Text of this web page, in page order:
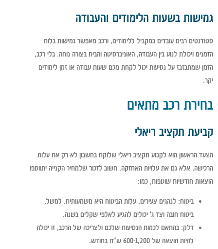
גמישות בשעות הלימודים והעבודה
סטודנטים רבים עובדים במקביל ללימודים, ורכב מאפשר גמישות בלוח
הזמנים ויכולת לנוע בין העבודה, האוניברסיטה והבית בצורה נוחה. בלי רכב,
הזמן שמתבזבז על נסיעות יכול לקחת מכם שעות עבודה או זמן לימודים
יקר.
בחירת רכב מתאים
קביעת תקציב ריאלי
הצעד הראשון הוא לקבוע תקציב ריאלי שלוקח בחשבון לא רק את עלות
הרכישה, אלא גם את עלויות האחזקה. חשוב לזכור שלמחיר הקנייה יתווספו
הוצאות חודשיות שוטפות, כמו:
ביטוח: לנהגים צעירים, עלות הביטוח היא משמעותית. למשל,
ביטוח חובה וצד ג' יכולים להגיע לאלפי שקלים בשנה.
דלק: בהתאם לכמות הנסיעות שלכם ולצריכה של הרכב, זו יכולה
להיות הוצאה של 600-1,200 ש"ח בחודש.